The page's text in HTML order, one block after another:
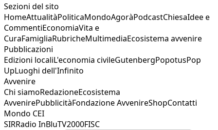
Sezioni del sito
HomeAttualitàPoliticaMondoAgoràPodcastChiesaIdee e
CommentiEconomiaVita e
CuraFamigliaRubricheMultimediaEcosistema avvenire
Pubblicazioni
Edizioni localiL'economia civileGutenbergPopotusPop
UpLuoghi dell'Infinito
Avvenire
Chi siamoRedazioneEcosistema
AvvenirePubblicitàFondazione AvvenireShopContatti
Mondo CEI
SIRRadio InBluTV2000FISC